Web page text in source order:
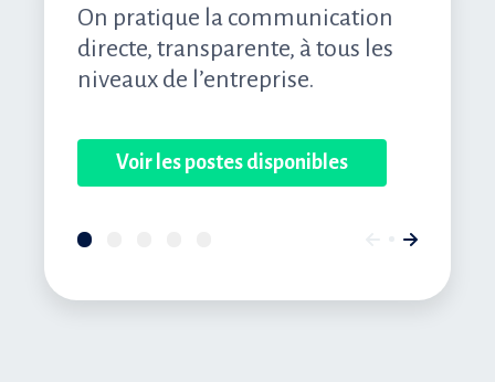
On pratique la communication
directe, transparente, à tous les
niveaux de l’entreprise.
Voir les postes disponibles